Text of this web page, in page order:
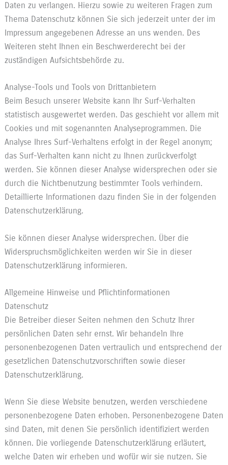
Daten zu verlangen. Hierzu sowie zu weiteren Fragen zum
Thema Datenschutz können Sie sich jederzeit unter der im
Impressum angegebenen Adresse an uns wenden. Des
Weiteren steht Ihnen ein Beschwerderecht bei der
zuständigen Aufsichtsbehörde zu.
Analyse-Tools und Tools von Drittanbietern
Beim Besuch unserer Website kann Ihr Surf-Verhalten
statistisch ausgewertet werden. Das geschieht vor allem mit
Cookies und mit sogenannten Analyseprogrammen. Die
Analyse Ihres Surf-Verhaltens erfolgt in der Regel anonym;
das Surf-Verhalten kann nicht zu Ihnen zurückverfolgt
werden. Sie können dieser Analyse widersprechen oder sie
durch die Nichtbenutzung bestimmter Tools verhindern.
Detaillierte Informationen dazu finden Sie in der folgenden
Datenschutzerklärung.
Sie können dieser Analyse widersprechen. Über die
Widerspruchsmöglichkeiten werden wir Sie in dieser
Datenschutzerklärung informieren.
Allgemeine Hinweise und Pflichtinformationen
Datenschutz
Die Betreiber dieser Seiten nehmen den Schutz Ihrer
persönlichen Daten sehr ernst. Wir behandeln Ihre
personenbezogenen Daten vertraulich und entsprechend der
gesetzlichen Datenschutzvorschriften sowie dieser
Datenschutzerklärung.
Wenn Sie diese Website benutzen, werden verschiedene
personenbezogene Daten erhoben. Personenbezogene Daten
sind Daten, mit denen Sie persönlich identifiziert werden
können. Die vorliegende Datenschutzerklärung erläutert,
welche Daten wir erheben und wofür wir sie nutzen. Sie